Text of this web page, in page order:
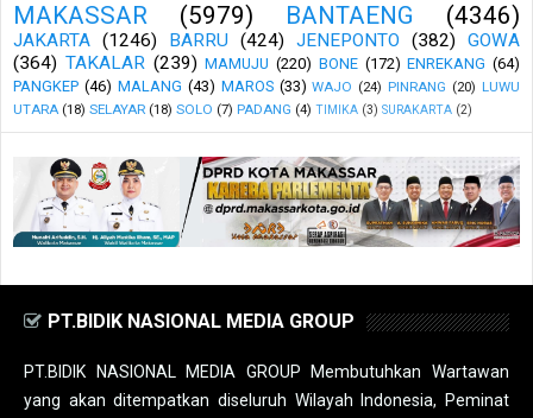
MAKASSAR (5979) BANTAENG (4346)
JAKARTA (1246) BARRU (424) JENEPONTO (382)
GOWA
(364) TAKALAR (239) MAMUJU (220) BONE (172) ENREKANG (64)
PANGKEP (46) MALANG (43) MAROS (33) WAJO (24) PINRANG (20) LUWU
UTARA (18) SELAYAR (18) SOLO (7) PADANG (4) TIMIKA (3) SURAKARTA (2)
PT.BIDIK NASIONAL MEDIA GROUP
PT.BIDIK NASIONAL MEDIA GROUP Membutuhkan Wartawan
yang akan ditempatkan diseluruh Wilayah Indonesia, Peminat